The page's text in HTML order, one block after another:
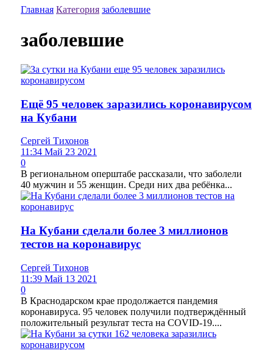
Главная Категория заболевшие
заболевшие
Ещё 95 человек заразились коронавирусом
на Кубани
Сергей Тихонов
11:34 Май 23 2021
0
В региональном оперштабе рассказали, что заболели
40 мужчин и 55 женщин. Среди них два ребёнка...
На Кубани сделали более 3 миллионов
тестов на коронавирус
Сергей Тихонов
11:39 Май 13 2021
0
В Краснодарском крае продолжается пандемия
коронавируса. 95 человек получили подтверждённый
положительный результат теста на COVID-19....